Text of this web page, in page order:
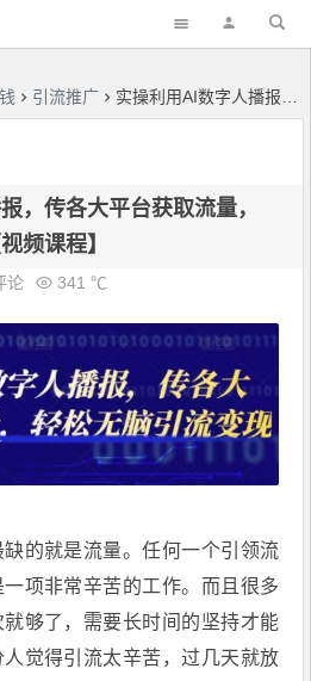
引流推广 实操利用AI数字人播报，传各大平台获取流量，轻松无脑引流变现【视频课程】
，传各大平台获取流量，
频课程】
论 341 ℃
的就是流量。任何一个引领流
项非常辛苦的工作。而且很多
够了，需要长时间的坚持才能
觉得引流太辛苦，过几天就放